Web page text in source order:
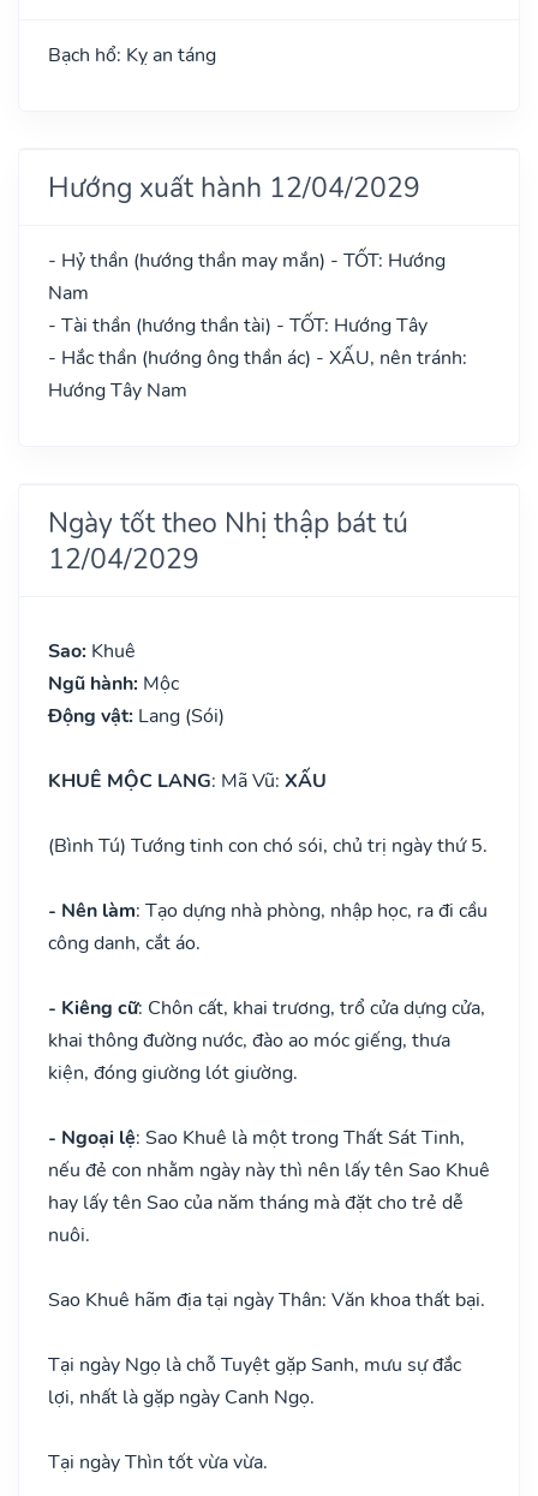
Bạch hổ: Kỵ an táng
Hướng xuất hành 12/04/2029
- Hỷ thần (hướng thần may mắn) - TỐT: Hướng
Nam
- Tài thần (hướng thần tài) - TỐT: Hướng Tây
- Hắc thần (hướng ông thần ác) - XẤU, nên tránh:
Hướng Tây Nam
Ngày tốt theo Nhị thập bát tú
12/04/2029
Sao: Khuê
Ngũ hành: Mộc
Động vật: Lang (Sói)
KHUÊ MỘC LANG: Mã Vũ: XẤU
(Bình Tú) Tướng tinh con chó sói, chủ trị ngày thứ 5.
- Nên làm: Tạo dựng nhà phòng, nhập học, ra đi cầu
công danh, cắt áo.
- Kiêng cữ: Chôn cất, khai trương, trổ cửa dựng cửa,
khai thông đường nước, đào ao móc giếng, thưa
kiện, đóng giường lót giường.
- Ngoại lệ: Sao Khuê là một trong Thất Sát Tinh,
nếu đẻ con nhằm ngày này thì nên lấy tên Sao Khuê
hay lấy tên Sao của năm tháng mà đặt cho trẻ dễ
nuôi.
Sao Khuê hãm địa tại ngày Thân: Văn khoa thất bại.
Tại ngày Ngọ là chỗ Tuyệt gặp Sanh, mưu sự đắc
lợi, nhất là gặp ngày Canh Ngọ.
Tại ngày Thìn tốt vừa vừa.